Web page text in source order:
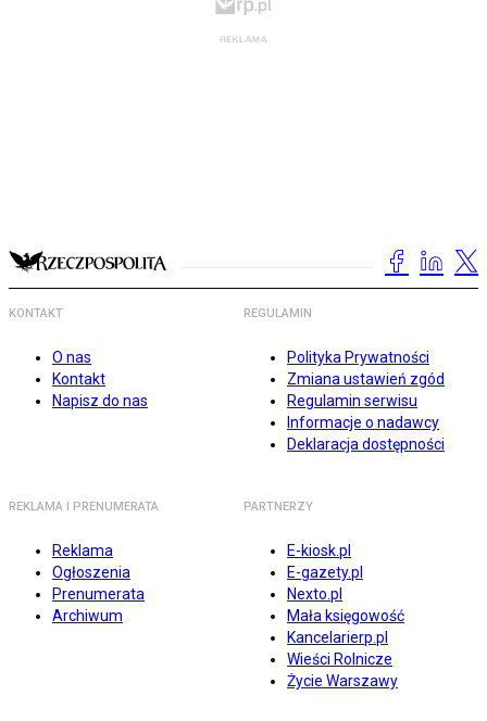
KONTAKT
O nas
Kontakt
Napisz do nas
REGULAMIN
Polityka Prywatności
Zmiana ustawień zgód
Regulamin serwisu
Informacje o nadawcy
Deklaracja dostępności
REKLAMA I PRENUMERATA
Reklama
Ogłoszenia
Prenumerata
Archiwum
PARTNERZY
E-kiosk.pl
E-gazety.pl
Nexto.pl
Mała księgowość
Kancelarierp.pl
Wieści Rolnicze
Życie Warszawy